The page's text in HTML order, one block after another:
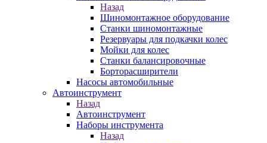
Назад
Шиномонтажное оборудование
Станки шиномонтажные
Резервуары для подкачки колес
Мойки для колес
Станки балансировочные
Борторасширители
Насосы автомобильные
Автоинструмент
Назад
Автоинструмент
Наборы инструмента
Назад